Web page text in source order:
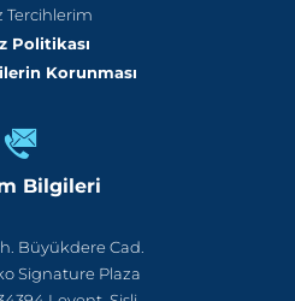
Tercihlerim
Politikası
Korunması
Bilgileri
Büyükdere Cad.
Signature Plaza